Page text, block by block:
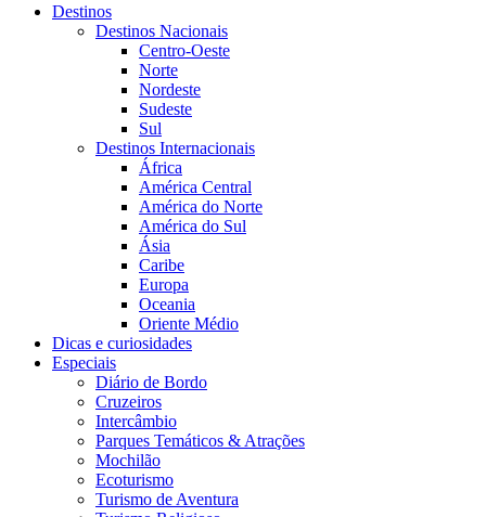
Destinos
Destinos Nacionais
Centro-Oeste
Norte
Nordeste
Sudeste
Sul
Destinos Internacionais
África
América Central
América do Norte
América do Sul
Ásia
Caribe
Europa
Oceania
Oriente Médio
Dicas e curiosidades
Especiais
Diário de Bordo
Cruzeiros
Intercâmbio
Parques Temáticos & Atrações
Mochilão
Ecoturismo
Turismo de Aventura